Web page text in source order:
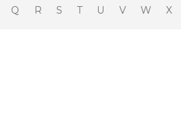
Q R S T U V W X